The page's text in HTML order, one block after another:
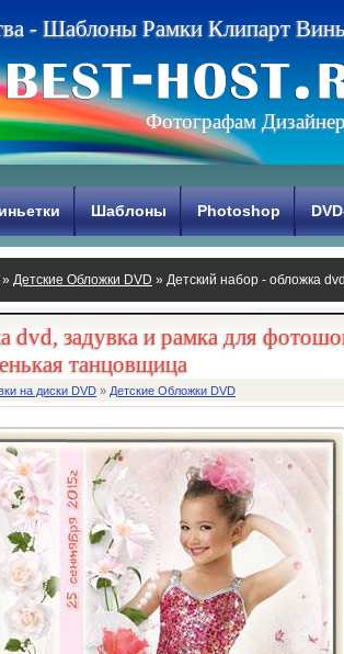
ва - Шаблоны Рамки Клипарт Вин
Фотографам
Шаблоны Photoshop
» Детские Обложки DVD » Детский набор - обложка
dvd, задувка и рамка для
танцовщица
на диски DVD » Детские Обложки DVD